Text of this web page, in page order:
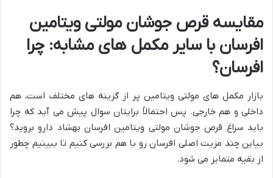
مقایسه قرص جوشان مولتی ویتامین
افرسان با سایر مکمل های مشابه: چرا
افرسان؟
بازار مکمل های مولتی ویتامین پر از گزینه های مختلف است، هم
داخلی و هم خارجی. پس احتمالاً برایتان سوال پیش می آید که چرا
باید سراغ قرص جوشان مولتی ویتامین افرسان بهشاد دارو بروید؟
بیاین چند مزیت اصلی افرسان رو با هم بررسی کنیم تا ببینیم چطور
از بقیه متمایز می شود.